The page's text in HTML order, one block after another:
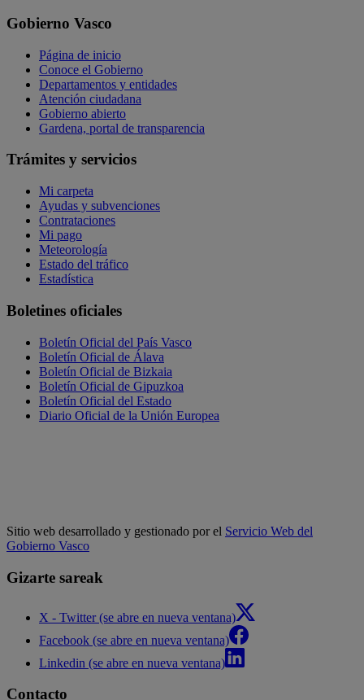
Gobierno Vasco
Página de inicio
Conoce el Gobierno
Departamentos y entidades
Atención ciudadana
Gobierno abierto
Gardena, portal de transparencia
Trámites y servicios
Mi carpeta
Ayudas y subvenciones
Contrataciones
Mi pago
Meteorología
Estado del tráfico
Estadística
Boletines oficiales
Boletín Oficial del País Vasco
Boletín Oficial de Álava
Boletín Oficial de Bizkaia
Boletín Oficial de Gipuzkoa
Boletín Oficial del Estado
Diario Oficial de la Unión Europea
Sitio web desarrollado y gestionado por el Servicio Web del
Gobierno Vasco
Gizarte sareak
X - Twitter (se abre en nueva ventana)
Facebook (se abre en nueva ventana)
Linkedin (se abre en nueva ventana)
Contacto